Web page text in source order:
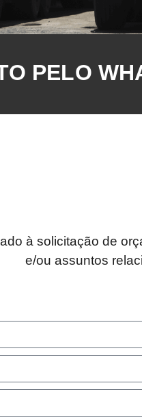
PELO
à solicitação de
e/ou assuntos